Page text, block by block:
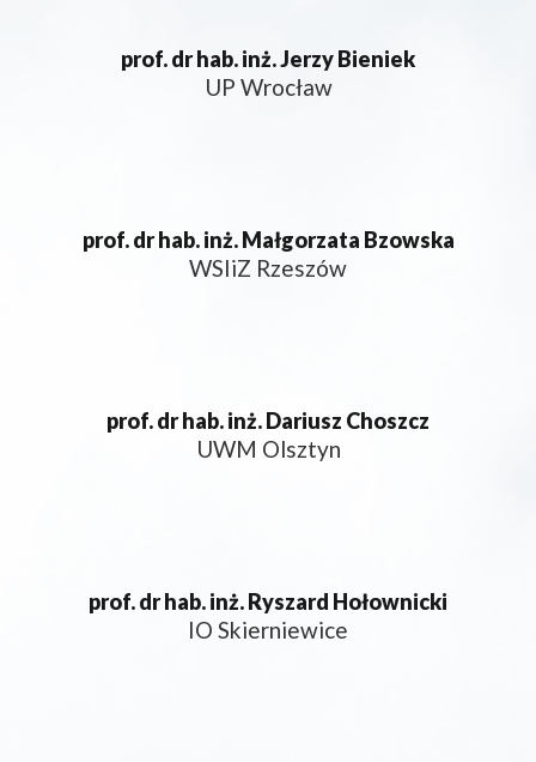
prof. dr hab. inż. Jerzy Bieniek
UP Wrocław
prof. dr hab. inż. Małgorzata Bzowska
WSIiZ Rzeszów
prof. dr hab. inż. Dariusz Choszcz
UWM Olsztyn
prof. dr hab. inż. Ryszard Hołownicki
IO Skierniewice